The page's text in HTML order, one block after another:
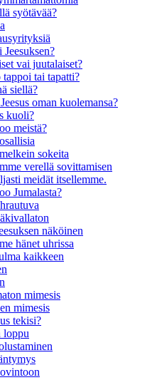
syötävää?
vai juutalaiset?
tappoi tai tapatti?
siellä?
oman kuolemansa?
kuoli?
meistä?
sokeita
verellä sovittamisen
meidät itsellemme.
Jumalasta?
näköinen
hänet uhrissa
kaikkeen
mimesis
mimesis
tekisi?
loppu